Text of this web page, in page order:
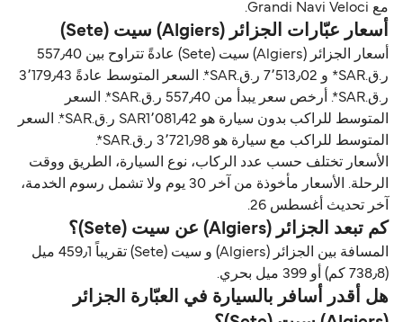
مع Grandi Navi Veloci.
أسعار عبّارات الجزائر (Algiers) سيت (Sete)
أسعار الجزائر (Algiers) سيت (Sete) عادةً تتراوح بين 557٫40
ر.ق.‏SAR* و 7٬513٫02 ر.ق.‏SAR*. السعر المتوسط عادةً 3٬179٫43
ر.ق.‏SAR*. أرخص سعر يبدأ من 557٫40 ر.ق.‏SAR*. السعر
المتوسط للراكب بدون سيارة هو SAR1٬081٫42 ر.ق.‏SAR*. السعر
المتوسط للراكب مع سيارة هو 3٬721٫98 ر.ق.‏SAR*.
الأسعار تختلف حسب عدد الركاب، نوع السيارة، الطريق ووقت
الرحلة. الأسعار مأخوذة من آخر 30 يوم ولا تشمل رسوم الخدمة،
آخر تحديث أغسطس 26.
كم تبعد الجزائر (Algiers) عن سيت (Sete)؟
المسافة بين الجزائر (Algiers) و سيت (Sete) تقريباً 459٫1 ميل
(738٫8 كم) أو 399 ميل بحري.
هل أقدر أسافر بالسيارة في العبّارة الجزائر